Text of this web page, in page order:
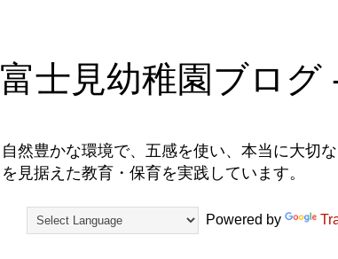
富士見幼稚園ブログ
自然豊かな環境で、五感を使い、本当に大切
を見据えた教育・保育を実践しています。
Powered by